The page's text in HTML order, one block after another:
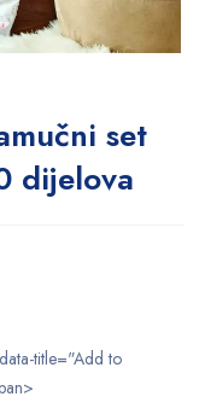
set
dijelova
title="Add to